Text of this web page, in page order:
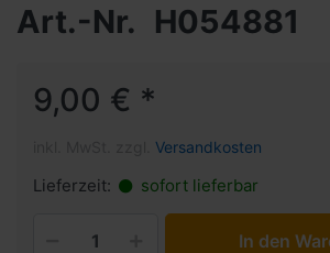
Art.-Nr. H054881
9,00 € *
Versandkosten
Lieferzeit: sofort lieferbar
In den